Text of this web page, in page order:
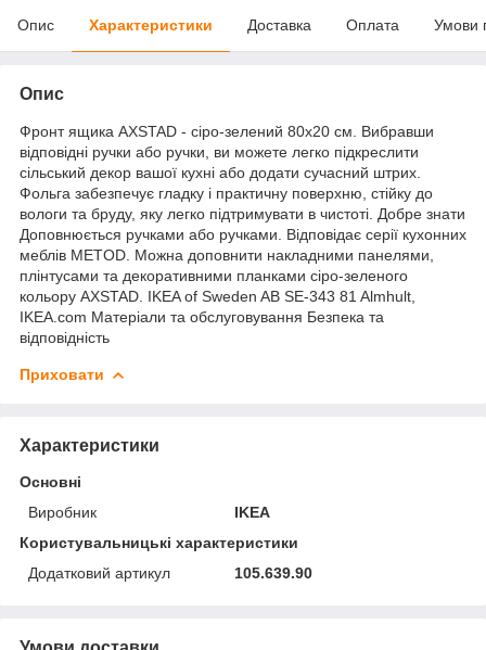
Опис Характеристики Доставка Оплата Умови
Опис
Фронт ящика AXSTAD - сіро-зелений 80x20 см. Вибравши
відповідні ручки або ручки, ви можете легко підкреслити
сільський декор вашої кухні або додати сучасний штрих.
Фольга забезпечує гладку і практичну поверхню, стійку до
вологи та бруду, яку легко підтримувати в чистоті. Добре знати
Доповнюється ручками або ручками. Відповідає серії кухонних
меблів METOD. Можна доповнити накладними панелями,
плінтусами та декоративними планками сіро-зеленого
кольору AXSTAD. IKEA of Sweden AB SE-343 81 Almhult,
IKEA.com Матеріали та обслуговування Безпека та
відповідність
Приховати
Характеристики
Основні
Виробник
IKEA
Користувальницькі характеристики
Додатковий артикул
105.639.90